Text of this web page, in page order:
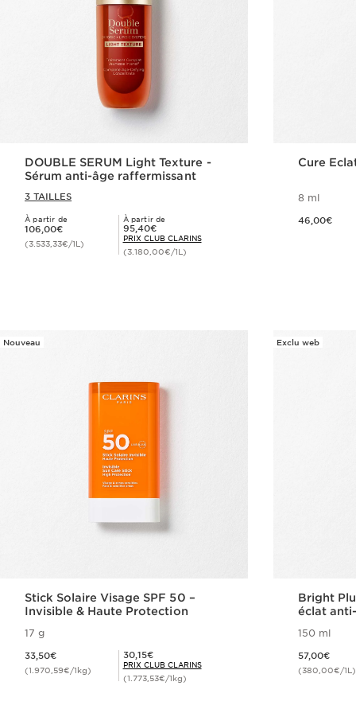
DOUBLE SERUM Light Texture -
Sérum anti-âge raffermissant
3 TAILLES
À partir de
Nouveau prix 106,00€
106,00€
(3.533,33€/1L)
À partir de
Prix Club Clarins 95,40€
95,40€
PRIX CLUB CLARINS
(3.180,00€/1L)
Cure
8 ml
46,00€
Nouveau
Stick Solaire Visage SPF 50 –
Invisible & Haute Protection
17 g
33,50€
(1.970,59€/1kg)
Prix Club Clarins 30,15€
30,15€
PRIX CLUB CLARINS
(1.773,53€/1kg)
Exclu web
Bright
éclat
150 ml
57,00€
(380,00€/1L)